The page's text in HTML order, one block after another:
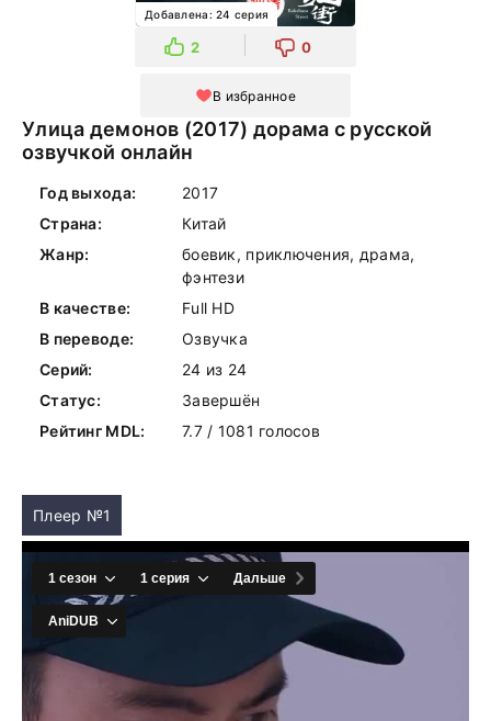
Добавлена: 24 серия
2 0
В избранное
Улица демонов (2017) дорама с русской
озвучкой онлайн
Год выхода:
2017
Страна:
Китай
Жанр:
боевик, приключения, драма,
фэнтези
В качестве:
Full HD
В переводе:
Озвучка
Серий:
24 из 24
Статус:
Завершён
Рейтинг MDL:
7.7 / 1081 голосов
Плеер №1